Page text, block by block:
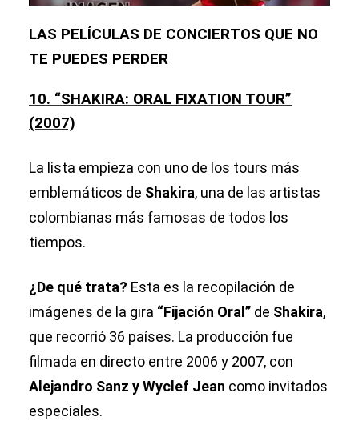
LAS PELÍCULAS DE CONCIERTOS QUE NO
TE PUEDES PERDER
10. “SHAKIRA: ORAL FIXATION TOUR”
(2007)
La lista empieza con uno de los tours más
emblemáticos de Shakira, una de las artistas
colombianas más famosas de todos los
tiempos.
¿De qué trata? Esta es la recopilación de
imágenes de la gira “Fijación Oral” de Shakira,
que recorrió 36 países. La producción fue
filmada en directo entre 2006 y 2007, con
Alejandro Sanz y Wyclef Jean como invitados
especiales.